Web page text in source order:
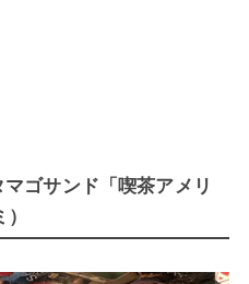
マゴサンド「喫茶アメリ